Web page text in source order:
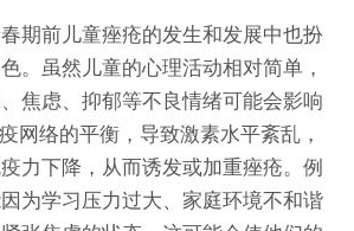
期前儿童痤疮的发生和发展中也扮
。虽然儿童的心理活动相对简单，
焦虑、抑郁等不良情绪可能会影响
网络的平衡，导致激素水平紊乱，
力下降，从而诱发或加重痤疮。例
为学习压力过大、家庭环境不和谐